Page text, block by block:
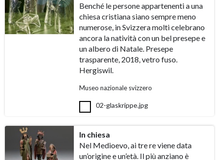
Benché le persone appartenenti a una
chiesa cristiana siano sempre meno
numerose, in Svizzera molti celebrano
ancora la natività con un bel presepe e
un albero di Natale. Presepe
trasparente, 2018, vetro fuso.
Hergiswil.
Museo nazionale svizzero
02-glaskrippe.jpg
In chiesa
Nel Medioevo, ai tre re viene data
un’origine e un’età. Il più anziano è